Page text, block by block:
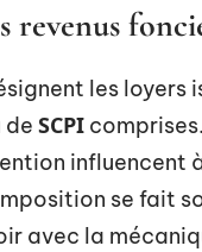
revenus
les loyers
de SCPI
influencent
se fait
avec la